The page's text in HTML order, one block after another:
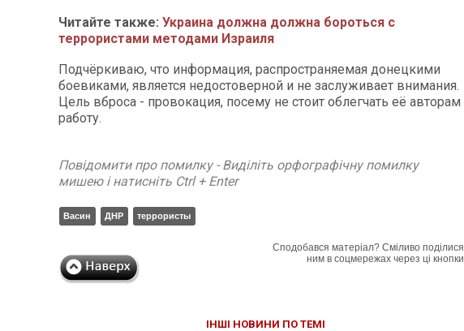
Читайте также: Украина должна должна бороться с
террористами методами Израиля
Подчёркиваю, что информация, распространяемая донецкими
боевиками, является недостоверной и не заслуживает внимания.
Цель вброса - провокация, посему не стоит облегчать её авторам
работу.
Повідомити про помилку - Виділіть орфографічну помилку
мишею і натисніть Ctrl + Enter
Васин ДНР террористы
Сподобався матеріал? Сміливо поділися
ним в соцмережах через ці кнопки
ІНШІ НОВИНИ ПО ТЕМІ